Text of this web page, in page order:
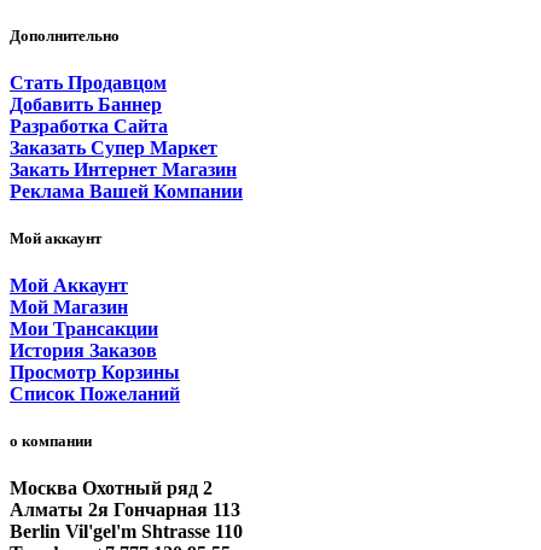
Дополнительно
Стать Продавцом
Добавить Баннер
Разработка Сайта
Заказать Супер Маркет
Закать Интернет Магазин
Реклама Вашей Компании
Мой аккаунт
Мой Аккаунт
Мой Магазин
Мои Трансакции
История Заказов
Просмотр Корзины
Список Пожеланий
о компании
Москва Охотный ряд 2
Алматы 2я Гончарная 113
Berlin Vil'gel'm Shtrasse 110